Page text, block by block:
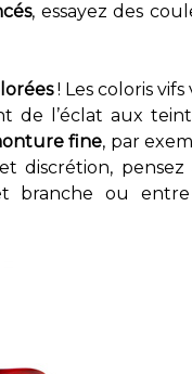
, essayez des
! Les coloris
de l’éclat aux
fine, par
discrétion, pensez
branche ou